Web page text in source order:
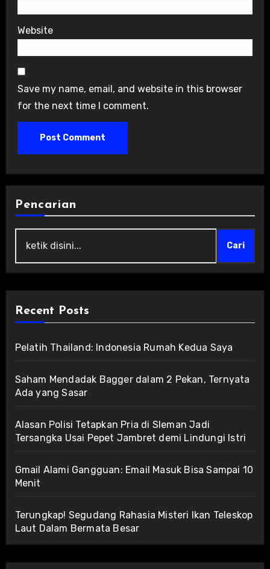
Website
Save my name, email, and website in this browser
for the next time I comment.
Pencarian
Cari
Recent Posts
Pelatih Thailand: Indonesia Rumah Kedua Saya
Saham Mendadak Bagger dalam 2 Pekan, Ternyata
Ada yang Sasar
Alasan Polisi Tetapkan Pria di Sleman Jadi
Tersangka Usai Pepet Jambret demi Lindungi Istri
Gmail Alami Gangguan: Email Masuk Bisa Sampai 10
Menit
Terungkap! Segudang Rahasia Misteri Ikan Teleskop
Laut Dalam Bermata Besar